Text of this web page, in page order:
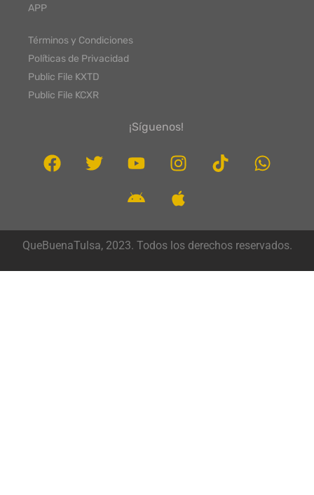
APP
Términos y Condiciones
Políticas de Privacidad
Public File KXTD
Public File KCXR
¡Síguenos!
QueBuenaTulsa, 2023. Todos los derechos reservados.